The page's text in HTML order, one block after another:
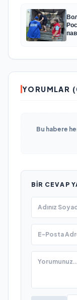
YORUMLAR
Bu habere
BIR CEVAP